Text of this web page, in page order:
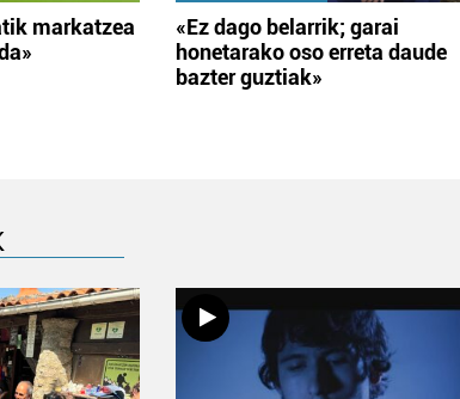
markatzea
«Ez dago belarrik; garai
honetarako oso erreta daude
bazter guztiak»